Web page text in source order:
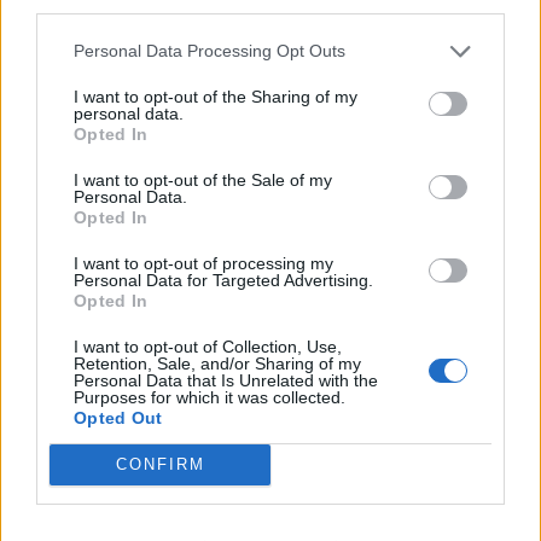
Personal Data Processing Opt Outs
I want to opt-out of the Sharing of my
personal data.
Opted In
I want to opt-out of the Sale of my
Personal Data.
Opted In
I want to opt-out of processing my
Personal Data for Targeted Advertising.
Opted In
I want to opt-out of Collection, Use,
Retention, Sale, and/or Sharing of my
Personal Data that Is Unrelated with the
Purposes for which it was collected.
Opted Out
CONFIRM
Deseu el meu nom, el correu electrònic i el lloc web en
Captcha5 - 2 = ?
characters